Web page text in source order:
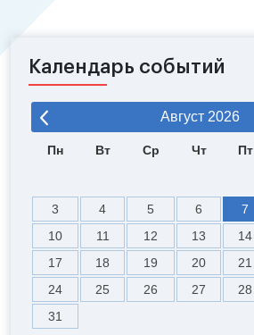
Календарь событий
Август 2026
Пн Вт Ср Чт Пт
3
4 5 6 7
10
11 12 13 14
17
18 19 20 21
24
25 26 27 28
31